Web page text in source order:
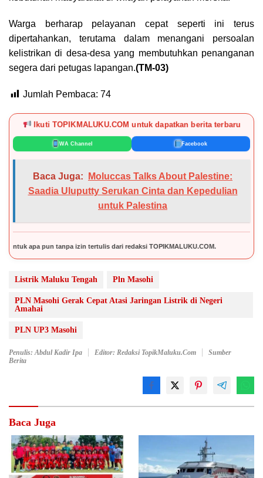
Warga berharap pelayanan cepat seperti ini terus
dipertahankan, terutama dalam menangani persoalan
kelistrikan di desa-desa yang membutuhkan penanganan
segera dari petugas lapangan.(TM-03)
Jumlah Pembaca: 74
Ikuti TOPIKMALUKU.COM untuk dapatkan berita terbaru
WA Channel Facebook
Baca Juga:
Moluccas Talks About Palestine:
Saadia Uluputty Serukan Cinta dan Kepedulian
untuk Palestina
tanpa izin tertulis dari redaksi TOPIKMALUKU.COM.
Listrik Maluku Tengah Pln Masohi
PLN Masohi Gerak Cepat Atasi Jaringan Listrik di Negeri
Amahai
PLN UP3 Masohi
Penulis: Abdul Kadir Ipa Editor: Redaksi TopikMaluku.com
Sumber
Berita
Baca Juga